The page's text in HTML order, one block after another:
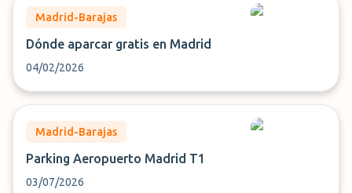
Madrid-Barajas
Dónde aparcar gratis en Madrid
04/02/2026
Madrid-Barajas
Parking Aeropuerto Madrid T1
03/07/2026